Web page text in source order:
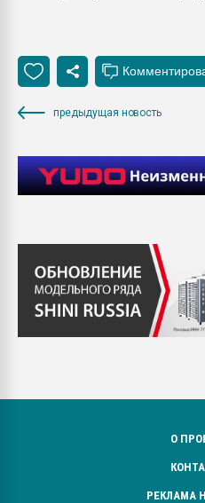
предыдущая новость
О
РЕКЛАМА